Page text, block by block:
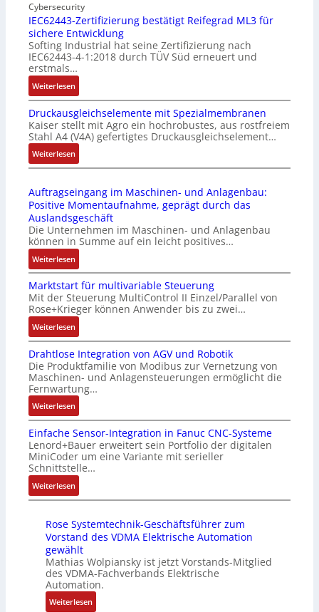
n
d
u
s
t
r
i
e
-
P
C
l
ä
s
t
s
i
c
h
f
l
e
x
i
b
e
l
f
ü
r
i
e
A
n
w
n
d
u
n
g
k
o
b
i
l
f
u
n
k
m
o
d
u
l
e
r
i
n
g
e
n
G
u
n
d
5
G
a
u
d
n
R
a
p
e
r
r
y
P
i
Cybersecurity
IEC62443-Zertifizierung bestätigt Reifegrad ML3 für
sichere Entwicklung
Softing Industrial hat seine Zertifizierung nach
IEC62443-4-1:2018 durch TÜV Süd erneuert und
erstmals…
Weiterlesen:
I
E
6
2
4
3
-
Z
e
r
t
i
f
i
z
i
e
u
n
g
b
e
s
t
ä
t
i
R
e
i
f
e
g
Druckausgleichselemente mit Spezialmembranen
Kaiser stellt mit Agro ein hochrobustes, aus rostfreiem
Stahl A4 (V4A) gefertigtes Druckausgleichselement…
Weiterlesen:
D
u
c
k
a
u
s
g
l
e
i
c
h
e
l
e
m
e
n
t
e
m
i
S
p
e
z
i
a
l
Auftragseingang im Maschinen- und Anlagenbau:
Positive Momentaufnahme, geprägt durch das
Auslandsgeschäft
Die Unternehmen im Maschinen- und Anlagenbau
können in Summe auf ein leicht positives…
Weiterlesen:
A
u
f
t
r
a
g
s
e
i
n
g
a
n
g
i
m
M
s
c
h
i
n
Marktstart für multivariable Steuerung
Mit der Steuerung MultiControl II Einzel/Parallel von
Rose+Krieger können Anwender bis zu zwei…
Weiterlesen:
M
a
r
k
t
s
t
a
r
t
f
ü
r
u
l
t
i
v
a
Drahtlose Integration von AGV und Robotik
Die Produktfamilie von Modibus zur Vernetzung von
Maschinen- und Anlagensteuerungen ermöglicht die
Fernwartung…
Weiterlesen:
D
r
a
h
t
l
o
e
I
n
t
e
g
r
Einfache Sensor-Integration in Fanuc CNC-Systeme
Lenord+Bauer erweitert sein Portfolio der digitalen
MiniCoder um eine Variante mit serieller
Schnittstelle…
Weiterlesen:
E
n
f
a
c
h
e
S
Rose Systemtechnik-Geschäftsführer zum
Vorstand des VDMA Elektrische Automation
gewählt
Mathias Wolpiansky ist jetzt Vorstands-Mitglied
des VDMA-Fachverbands Elektrische
Automation.
Weiterlesen: